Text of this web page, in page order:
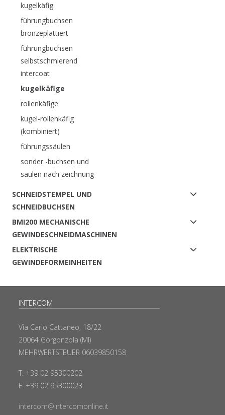
kugelkäfig
führungbuchsen
bronzeplattiert
führungbuchsen
selbstschmierend
intercoat
kugelkäfige
rollenkäfige
kugel-rollenkäfig
(kombiniert)
führungssäulen
sonder -buchsen und
säulen nach zeichnung
SCHNEIDSTEMPEL UND
SCHNEIDBUCHSEN
BMI200 MECHANISCHE
GEWINDESCHNEIDMASCHINEN
ELEKTRISCHE
GEWINDEFORMEINHEITEN
INTERCOM
Via Carlo Cattaneo, 18/22
20064 Gorgonzola (MI)
MEHRWERTSTEUER 06039850158
T. +39 02 95300202
F. +39 02 95300023
intercom@intercomonline.it